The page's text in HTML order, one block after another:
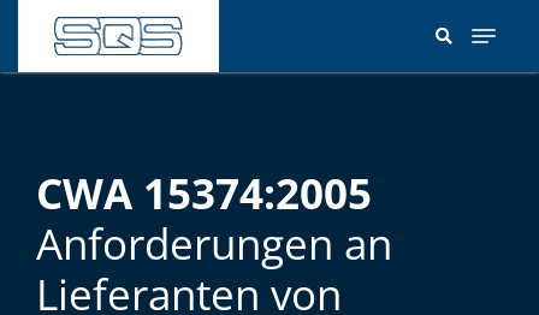
Inhalt
CWA 15374:2005
Anforderungen an
Lieferanten von